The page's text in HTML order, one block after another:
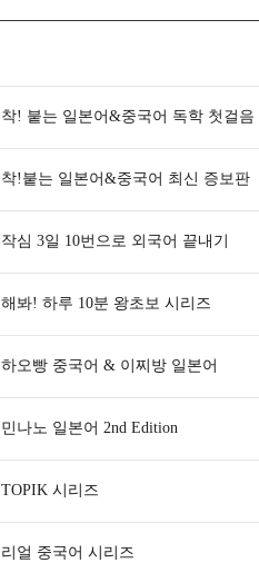
착! 붙는 일본어&중국어 독학 첫걸음
착!붙는 일본어&중국어 최신 증보판
작심 3일 10번으로 외국어 끝내기
해봐! 하루 10분 왕초보 시리즈
하오빵 중국어 & 이찌방 일본어
민나노 일본어 2nd Edition
TOPIK 시리즈
리얼 중국어 시리즈